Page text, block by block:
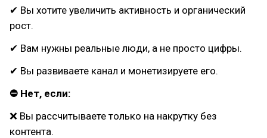
✔ Вы хотите увеличить активность и органический
рост.
✔ Вам нужны реальные люди, а не просто цифры.
✔ Вы развиваете канал и монетизируете его.
⛔ Нет, если:
❌ Вы рассчитываете только на накрутку без
контента.